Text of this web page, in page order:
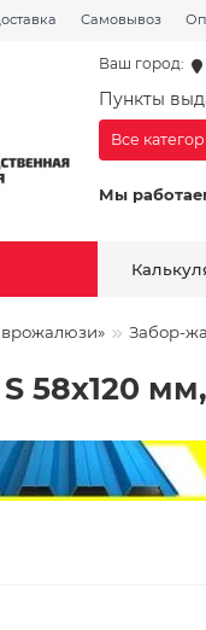
Самовывоз
Ваш город:
Пункты
Мы
Все
Забор-
58х120